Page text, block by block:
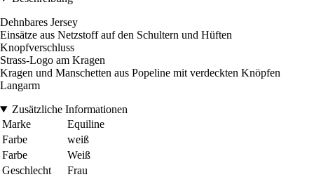
Dehnbares Jersey
Einsätze aus Netzstoff auf den Schultern und Hüften
Knopfverschluss
Strass-Logo am Kragen
Kragen und Manschetten aus Popeline mit verdeckten Knöpfen
Langarm
Zusätzliche Informationen
Marke
Equiline
Farbe
weiß
Farbe
Weiß
Geschlecht
Frau